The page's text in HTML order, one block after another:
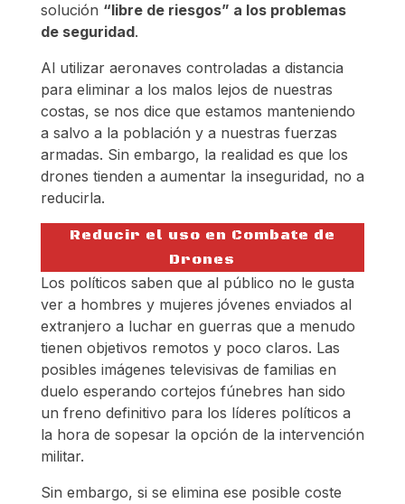
solución “libre de riesgos” a los problemas
de seguridad.
Al utilizar aeronaves controladas a distancia
para eliminar a los malos lejos de nuestras
costas, se nos dice que estamos manteniendo
a salvo a la población y a nuestras fuerzas
armadas. Sin embargo, la realidad es que los
drones tienden a aumentar la inseguridad, no a
reducirla.
Reducir el uso en Combate de
Drones
Los políticos saben que al público no le gusta
ver a hombres y mujeres jóvenes enviados al
extranjero a luchar en guerras que a menudo
tienen objetivos remotos y poco claros. Las
posibles imágenes televisivas de familias en
duelo esperando cortejos fúnebres han sido
un freno definitivo para los líderes políticos a
la hora de sopesar la opción de la intervención
militar.
Sin embargo, si se elimina ese posible coste